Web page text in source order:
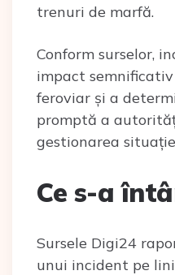
trenuri de marfă.
Conform surselor,
impact
feroviar și a
promptă a
gestionarea
Ce s-a
Sursele Digi24
unui incident pe